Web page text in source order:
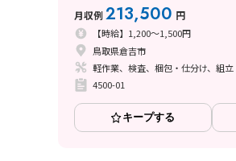
月収例213,500 円
【時給】1,200～1,500円
鳥取県倉吉市
4500-01
キープする